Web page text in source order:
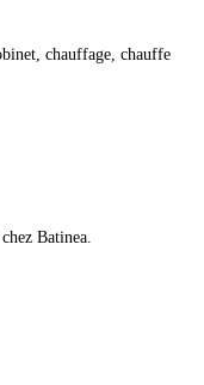
chauffage, chauffe
Batinea.